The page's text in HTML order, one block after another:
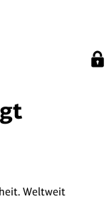
Weltweit